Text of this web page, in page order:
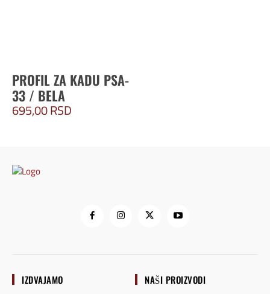
PROFIL ZA KADU PSA-
33 / BELA
695,00RSD
IZDVAJAMO NAŠI PROIZVODI